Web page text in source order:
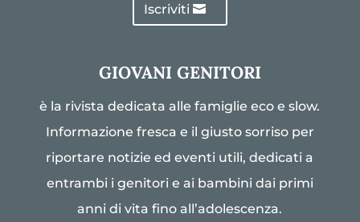
Iscriviti
GIOVANI GENITORI
è la rivista dedicata alle famiglie eco e slow.
Informazione fresca e il giusto sorriso per
riportare notizie ed eventi utili, dedicati a
entrambi i genitori e ai bambini dai primi
anni di vita fino all’adolescenza.